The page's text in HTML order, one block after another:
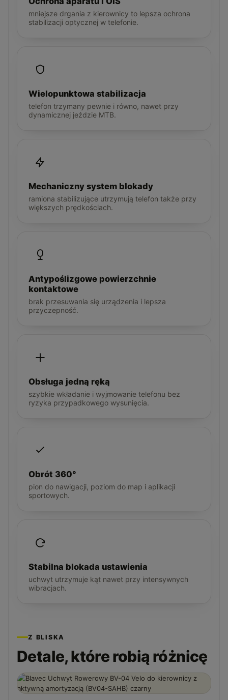
mniejsze drgania z kierownicy to lepsza ochrona
stabilizacji optycznej w telefonie.
Wielopunktowa stabilizacja
telefon trzymany pewnie i równo, nawet przy
dynamicznej jeździe MTB.
Mechaniczny system blokady
ramiona stabilizujące utrzymują telefon także przy
większych prędkościach.
Antypoślizgowe powierzchnie
kontaktowe
brak przesuwania się urządzenia i lepsza
przyczepność.
Obsługa jedną ręką
szybkie wkładanie i wyjmowanie telefonu bez
ryzyka przypadkowego wysunięcia.
Obrót 360°
pion do nawigacji, poziom do map i aplikacji
sportowych.
Stabilna blokada ustawienia
uchwyt utrzymuje kąt nawet przy intensywnych
wibracjach.
Z BLISKA
Detale, które robią różnicę